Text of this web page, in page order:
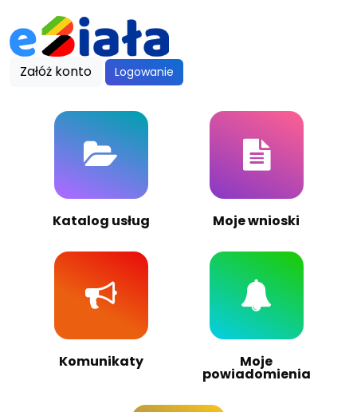
Załóż konto Logowanie
Katalog usług Moje wnioski
Komunikaty Moje
powiadomienia